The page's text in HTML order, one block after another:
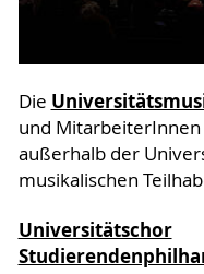
Die
und
außerhalb der
musikalischen
Universitätschor